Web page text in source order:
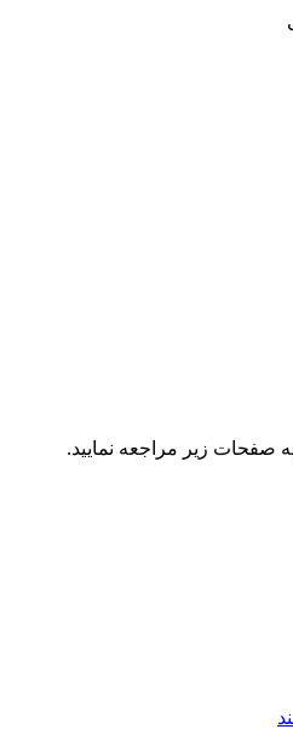
زیر مراجعه نمایید.